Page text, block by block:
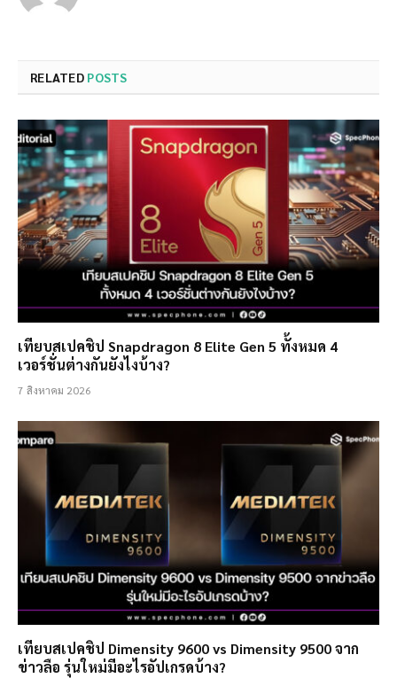
RELATED POSTS
เทียบสเปคชิป Snapdragon 8 Elite Gen 5 ทั้งหมด 4
เวอร์ชั่นต่างกันยังไงบ้าง?
7 สิงหาคม 2026
เทียบสเปคชิป Dimensity 9600 vs Dimensity 9500 จาก
ข่าวลือ รุ่นใหม่มีอะไรอัปเกรดบ้าง?